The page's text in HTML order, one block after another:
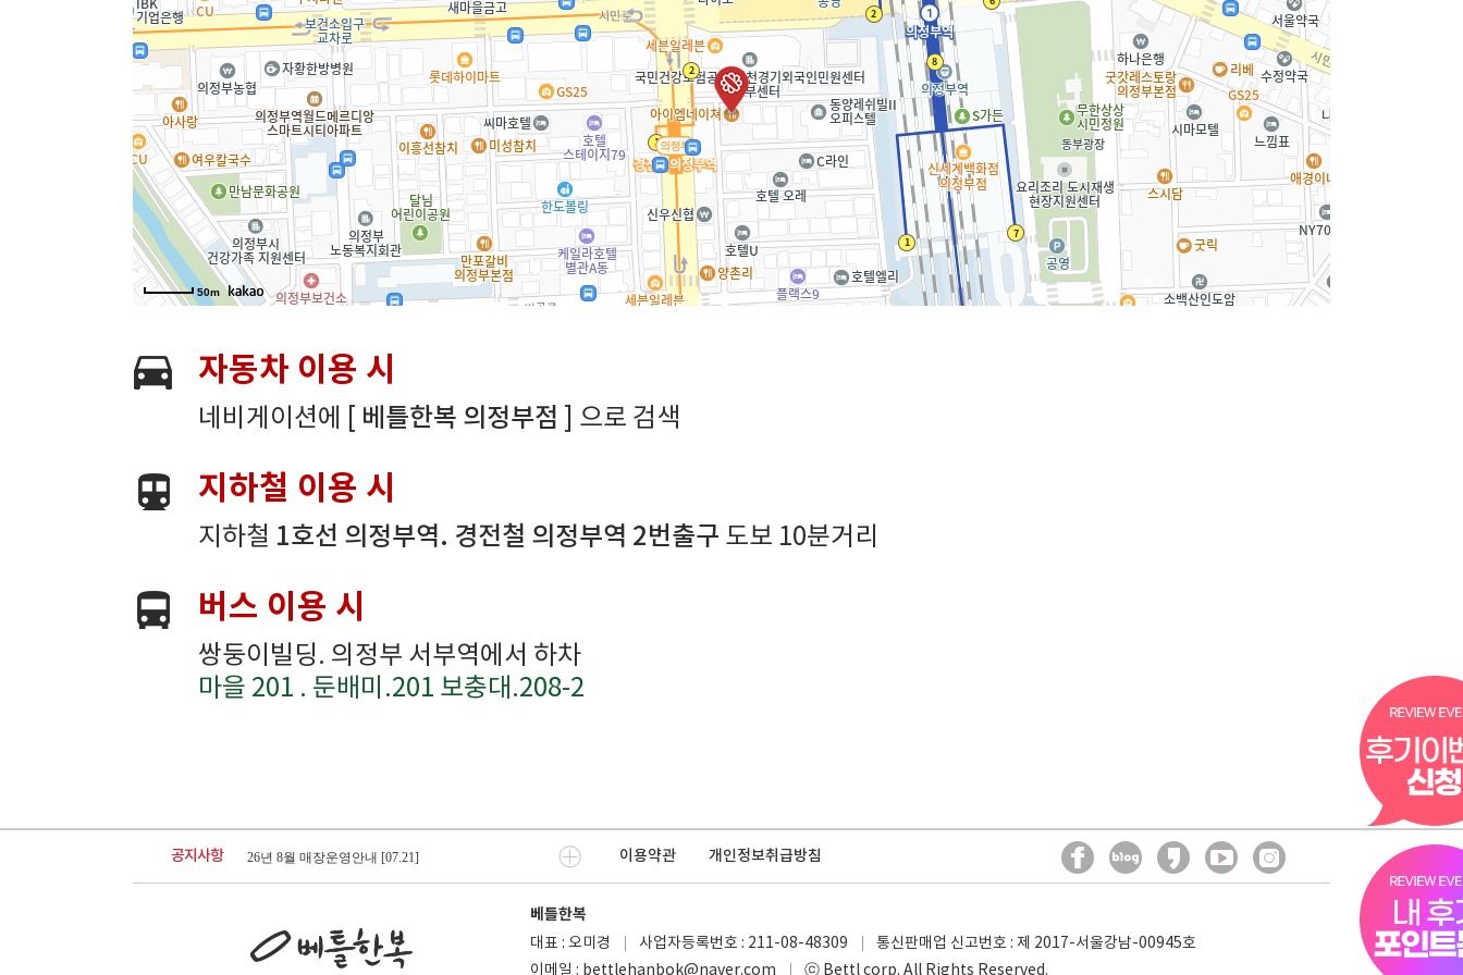
50m
자동차 이용 시
네비게이션에 [ 베틀한복 의정부점 ] 으로 검색
지하철 이용 시
지하철 1호선 의정부역. 경전철 의정부역 2번출구 도보 10분거리
버스 이용 시
쌍둥이빌딩. 의정부 서부역에서 하차
마을 201 . 둔배미.201 보충대.208-2
공지사항
26년 8월 매장운영안내 [07.21]
26년 7월 매장운영안내 [06.22]
광주광역시점 확장이전안내 [12.17]
베스트리워드 선정자 발표 [07.18]
베틀한복 매장운영시간 변경안내 [12.26]
이용약관 개인정보취급방침
베틀한복
대표 : 오미경 사업자등록번호 : 211-08-48309
통신판매업 신고번호 : 제 2017-서울강남-00945호
이메일 : bettlehanbok@naver.com
ⓒ Bettl corp. All Rights Reserved.